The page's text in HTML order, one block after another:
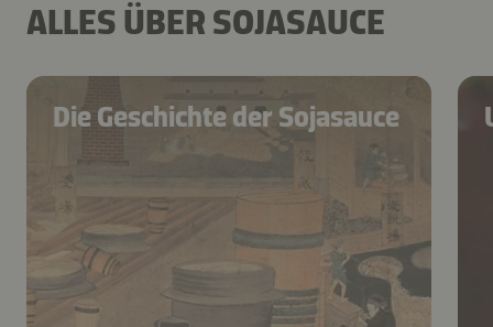
ALLES ÜBER SOJASAUCE
Die Geschichte der Sojasauce